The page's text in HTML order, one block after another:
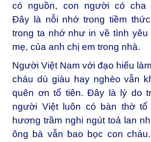
có nguồn, con người có cha
Đây là nỗi nhớ trong tiềm
trong ta nhớ như in về tình yêu
mẹ, của anh chị em trong nhà.
Người Việt Nam với đạo hiếu
cháu dù giàu hay nghèo vẫn
quên ơn tổ tiên. Đây là lý do
người Việt luôn có bàn thờ tổ
hương trầm nghi ngút toả lan
ông bà vẫn bao bọc con